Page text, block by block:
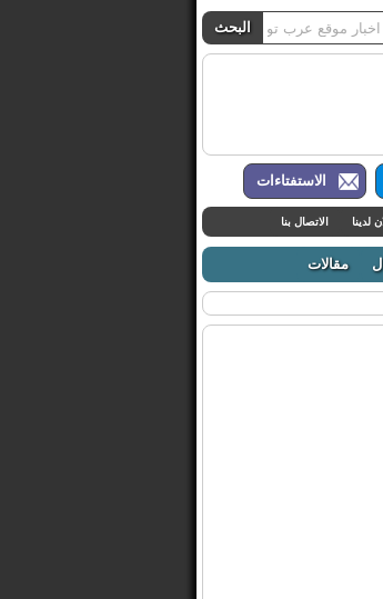
الاستفتاءات
لدينا الاتصال بنا
مقالات